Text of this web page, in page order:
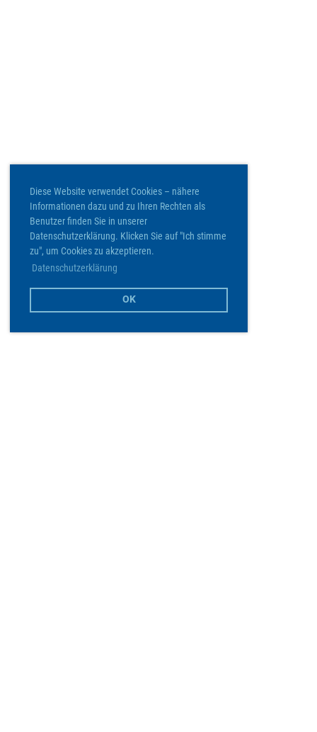
Diese Website verwendet Cookies – nähere
Informationen dazu und zu Ihren Rechten als
Benutzer finden Sie in unserer
Datenschutzerklärung. Klicken Sie auf "Ich stimme
zu", um Cookies zu akzeptieren.
Datenschutzerklärung
OK